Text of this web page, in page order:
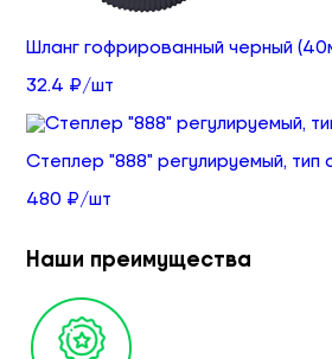
Шланг гофрированный черный
32.4 ₽/шт
Степлер "888" регулируемый, тип
480 ₽/шт
Наши преимущества